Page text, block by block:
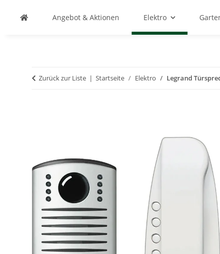
Angebot & Aktionen Elektro
Zurück zur Liste Startseite Elektro Legrand